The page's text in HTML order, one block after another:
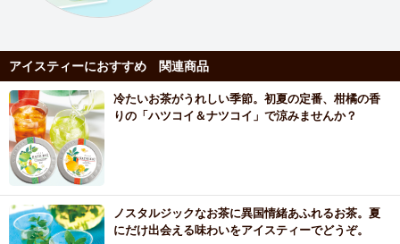
アイスティーにおすすめ 関連商品
冷たいお茶がうれしい季節。初夏の定番、柑橘の香
りの「ハツコイ＆ナツコイ」で涼みませんか？
ノスタルジックなお茶に異国情緒あふれるお茶。夏
にだけ出会える味わいをアイスティーでどうぞ。